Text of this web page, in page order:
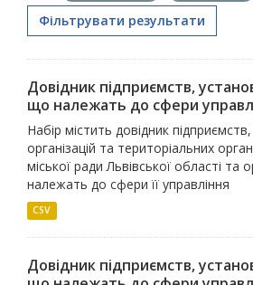
Фільтрувати результати
Довідник підприємств,
що належать до сфери
Набір містить довідник
організацій та територіальних
міської ради Львівської області та
належать до сфери її управління
CSV
Довідник підприємств,